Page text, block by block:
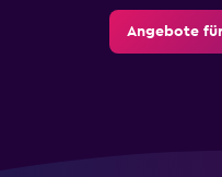
Angebote